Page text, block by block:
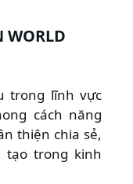
WORLD
trong lĩnh vực
cách năng
thiện chia sẻ,
tạo trong kinh